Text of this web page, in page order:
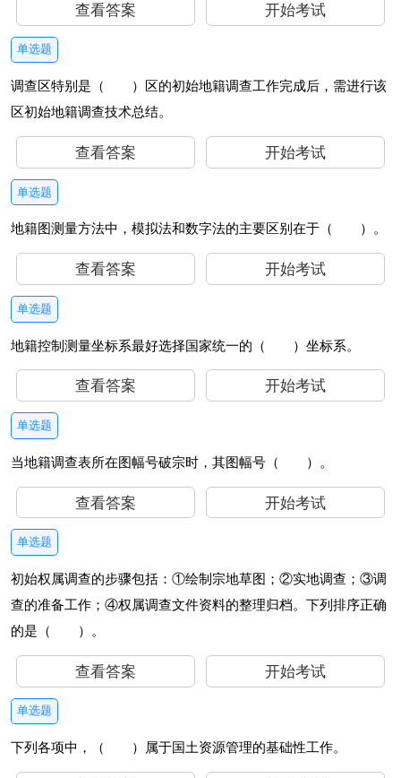
查看答案 开始考试
单选题
调查区特别是（ ）区的初始地籍调查工作完成后，需进行该
区初始地籍调查技术总结。
查看答案 开始考试
单选题
地籍图测量方法中，模拟法和数字法的主要区别在于（ ）。
查看答案 开始考试
单选题
地籍控制测量坐标系最好选择国家统一的（ ）坐标系。
查看答案 开始考试
单选题
当地籍调查表所在图幅号破宗时，其图幅号（ ）。
查看答案 开始考试
单选题
初始权属调查的步骤包括：①绘制宗地草图；②实地调查；③调
查的准备工作；④权属调查文件资料的整理归档。下列排序正确
的是（ ）。
查看答案 开始考试
单选题
下列各项中，（ ）属于国土资源管理的基础性工作。